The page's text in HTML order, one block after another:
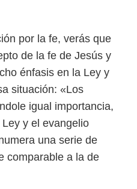
por la fe, verás que
de la fe de Jesús y
énfasis en la Ley y
situación: «Los
igual importancia,
y el evangelio
una serie de
comparable a la de